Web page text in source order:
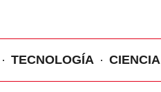
TECNOLOGÍA CIENCIA